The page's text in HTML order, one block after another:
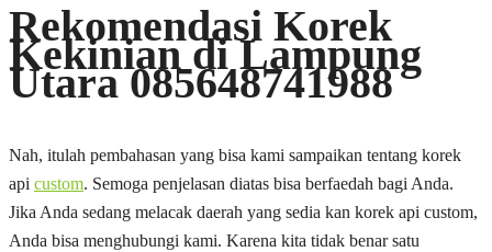
Rekomendasi Korek
Kekinian di Lampung
Utara 085648741988
Nah, itulah pembahasan yang bisa kami sampaikan tentang korek
api custom. Semoga penjelasan diatas bisa berfaedah bagi Anda.
Jika Anda sedang melacak daerah yang sedia kan korek api custom,
Anda bisa menghubungi kami. Karena kita tidak benar satu